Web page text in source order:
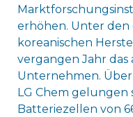
erhöhen. Unter
koreanischen
vergangen Jahr das
Unternehmen. Über
LG Chem gelungen
Batteriezellen von